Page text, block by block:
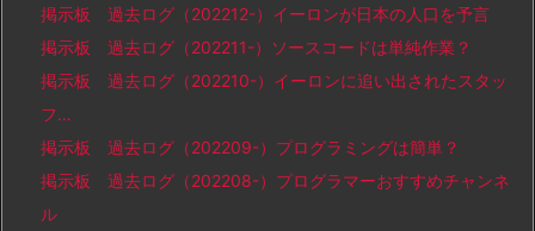
掲示板 過去ログ（202212-）イーロンが日本の人口を予言
掲示板 過去ログ（202211-）ソースコードは単純作業？
掲示板 過去ログ（202210-）イーロンに追い出されたスタッ
フ…
掲示板 過去ログ（202209-）プログラミングは簡単？
掲示板 過去ログ（202208-）プログラマーおすすめチャンネ
ル